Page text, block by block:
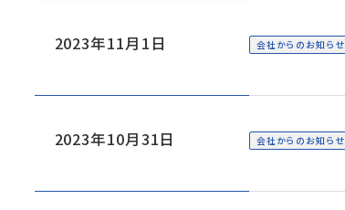
2023年11月1日 会社からのお知らせ
2023年10月31日 会社からのお知らせ